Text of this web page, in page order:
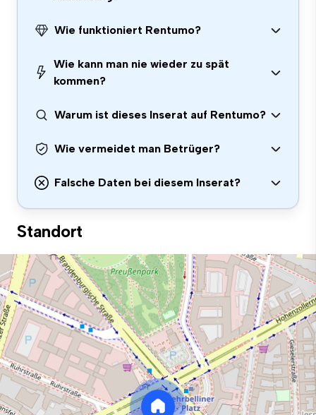
Wie funktioniert Rentumo?
Wie kann man nie wieder zu spät
kommen?
Warum ist dieses Inserat auf Rentumo?
Wie vermeidet man Betrüger?
Falsche Daten bei diesem Inserat?
Standort